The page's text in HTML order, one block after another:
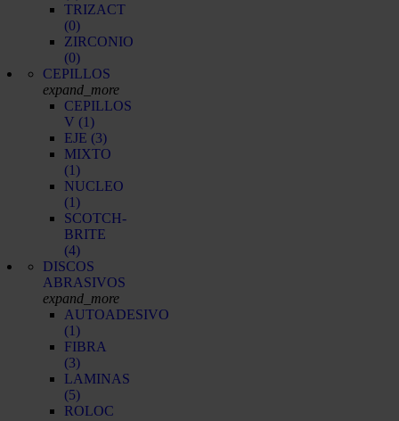
TRIZACT
(0)
ZIRCONIO
(0)
CEPILLOS
expand_more
CEPILLOS
V (1)
EJE (3)
MIXTO
(1)
NUCLEO
(1)
SCOTCH-
BRITE
(4)
DISCOS
ABRASIVOS
expand_more
AUTOADESIVO
(1)
FIBRA
(3)
LAMINAS
(5)
ROLOC